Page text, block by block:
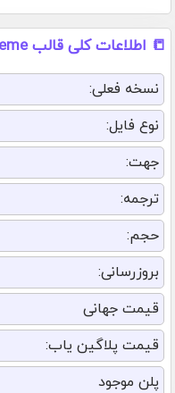
📒 اطلاعات کلی قالب BeTheme
نسخه فعلی:
نوع فایل:
جهت:
ترجمه:
حجم:
بروزرسانی:
قیمت جهانی
قیمت پلاگین یاب:
پلن موجود